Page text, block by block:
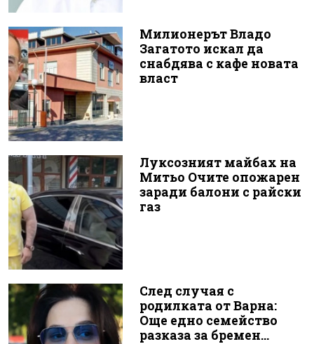
Милионерът Владо
Загатото искал да
снабдява с кафе новата
власт
Луксозният майбах на
Митьо Очите опожарен
заради балони с райски
газ
След случая с
родилката от Варна:
Още едно семейство
разказа за бремен...